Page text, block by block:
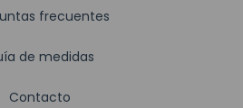
frecuentes
de medidas
Contacto